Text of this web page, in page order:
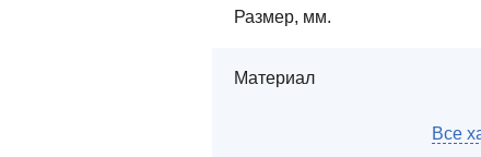
Размер, мм.
Материал